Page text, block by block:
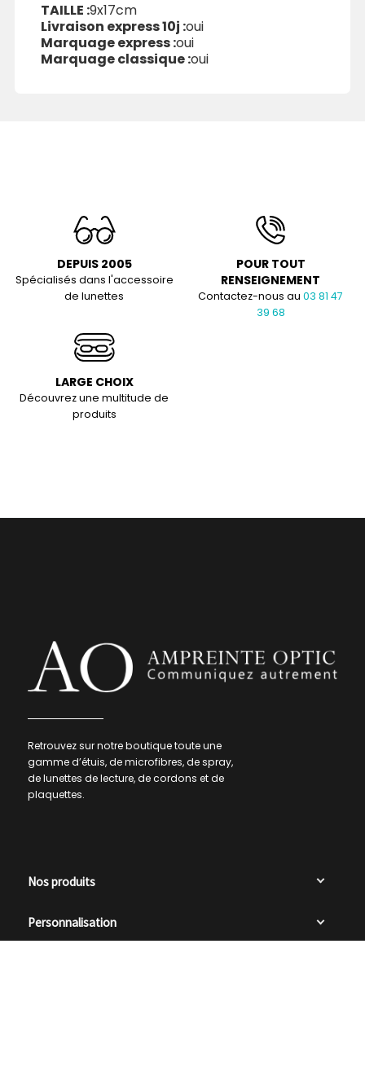
TAILLE :9x17cm
Livraison express 10j :oui
Marquage express :oui
Marquage classique :oui
DEPUIS 2005
Spécialisés dans l'accessoire
de lunettes
POUR TOUT
RENSEIGNEMENT
Contactez-nous au03 81 47
39 68
LARGE CHOIX
Découvrez une multitude de
produits
Retrouvez sur notre boutique toute une
gamme d’étuis, de microfibres, de spray,
de lunettes de lecture, de cordons et de
plaquettes.
Nos produits
Personnalisation